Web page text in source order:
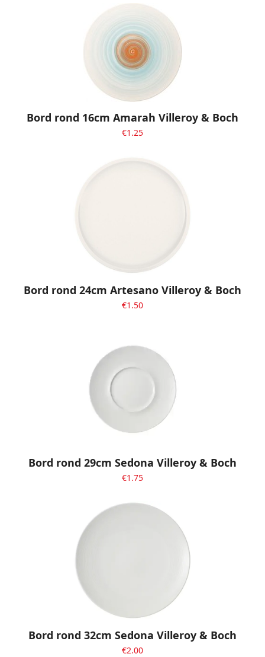
Bord rond 16cm Amarah Villeroy & Boch
€1.25
Bord rond 24cm Artesano Villeroy & Boch
€1.50
Bord rond 29cm Sedona Villeroy & Boch
€1.75
Bord rond 32cm Sedona Villeroy & Boch
€2.00